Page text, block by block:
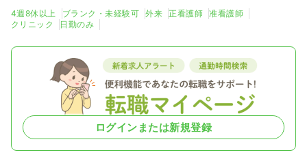
4週8休以上 ブランク・未経験可 外来 正看護師
准看護師
クリニック
日勤のみ
ログインまたは新規登録